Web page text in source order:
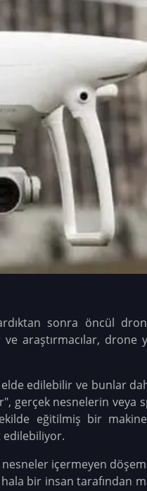
sonra öncül
araştırmacılar,
edilebilir ve bunlar
nesnelerin veya
eğitilmiş bir
edilebiliyor.
içermeyen
bir insan tarafından